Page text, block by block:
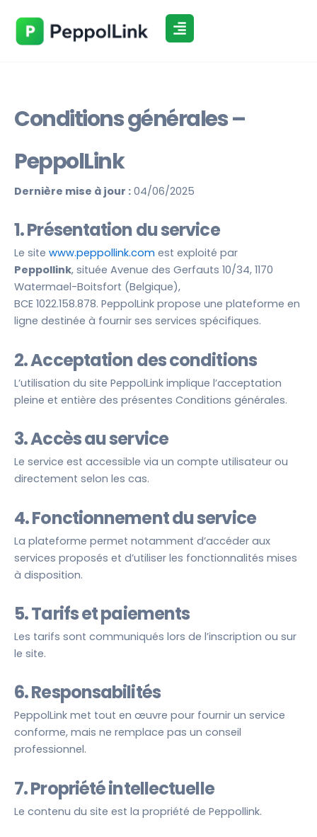
contenu
Conditions générales –
PeppolLink
Dernière mise à jour : 04/06/2025
1. Présentation du service
Le site www.peppollink.com est exploité par
Peppollink, située Avenue des Gerfauts 10/34, 1170
Watermael-Boitsfort (Belgique),
BCE 1022.158.878. PeppolLink propose une plateforme en
ligne destinée à fournir ses services spécifiques.
2. Acceptation des conditions
L’utilisation du site PeppolLink implique l’acceptation
pleine et entière des présentes Conditions générales.
3. Accès au service
Le service est accessible via un compte utilisateur ou
directement selon les cas.
4. Fonctionnement du service
La plateforme permet notamment d’accéder aux
services proposés et d’utiliser les fonctionnalités mises
à disposition.
5. Tarifs et paiements
Les tarifs sont communiqués lors de l’inscription ou sur
le site.
6. Responsabilités
PeppolLink met tout en œuvre pour fournir un service
conforme, mais ne remplace pas un conseil
professionnel.
7. Propriété intellectuelle
Le contenu du site est la propriété de Peppollink.